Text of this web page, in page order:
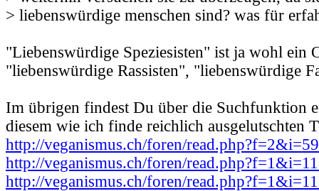
> liebenswürdige menschen sind? was für
"Liebenswürdige Speziesisten" ist ja wohl ein
"liebenswürdige Rassisten", "liebenswürdige
Im übrigen findest Du über die Suchfunktion
diesem wie ich finde reichlich ausgelutschten
http://veganismus.ch/foren/
http://veganismus.ch/foren/
http://veganismus.ch/foren/